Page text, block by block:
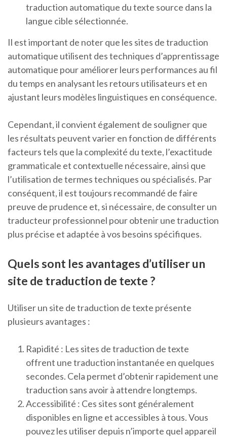
traduction automatique du texte source dans la
langue cible sélectionnée.
Il est important de noter que les sites de traduction
automatique utilisent des techniques d’apprentissage
automatique pour améliorer leurs performances au fil
du temps en analysant les retours utilisateurs et en
ajustant leurs modèles linguistiques en conséquence.
Cependant, il convient également de souligner que
les résultats peuvent varier en fonction de différents
facteurs tels que la complexité du texte, l’exactitude
grammaticale et contextuelle nécessaire, ainsi que
l’utilisation de termes techniques ou spécialisés. Par
conséquent, il est toujours recommandé de faire
preuve de prudence et, si nécessaire, de consulter un
traducteur professionnel pour obtenir une traduction
plus précise et adaptée à vos besoins spécifiques.
Quels sont les avantages d’utiliser un
site de traduction de texte ?
Utiliser un site de traduction de texte présente
plusieurs avantages :
Rapidité : Les sites de traduction de texte
offrent une traduction instantanée en quelques
secondes. Cela permet d’obtenir rapidement une
traduction sans avoir à attendre longtemps.
Accessibilité : Ces sites sont généralement
disponibles en ligne et accessibles à tous. Vous
pouvez les utiliser depuis n’importe quel appareil